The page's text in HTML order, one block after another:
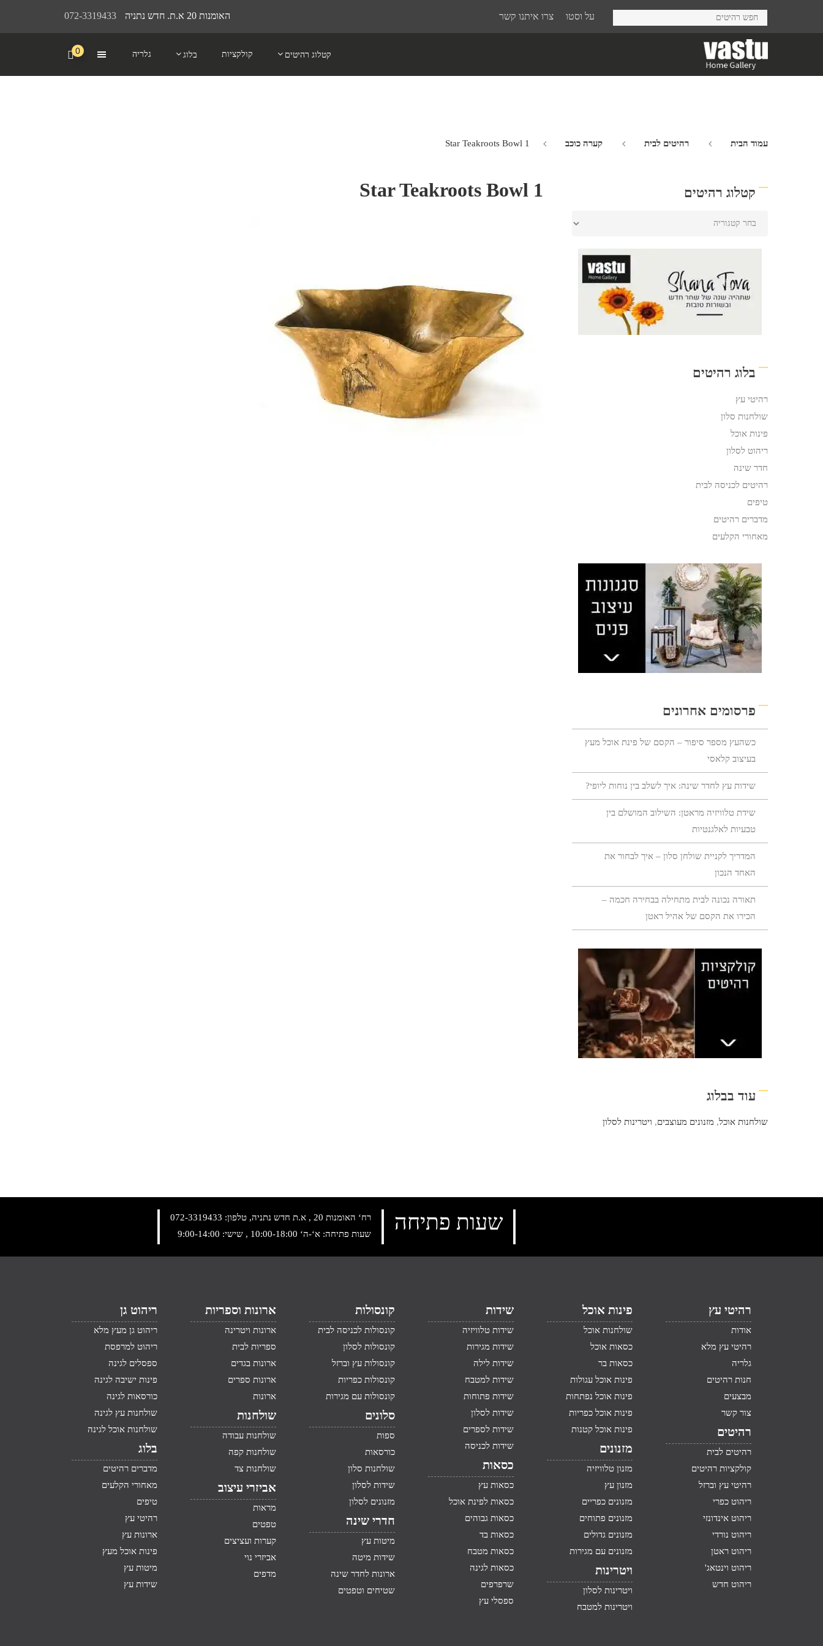
072-3319433 האומנות 20 א.ת. חדש נתניה על וסטו צרו איתנו קשר
קטלוג רהיטים קולקציות בלוג גלריה 0
עמוד הבית רהיטים לבית קערה כוכב Star Teakroots Bowl 1
Star Teakroots Bowl 1 קטלוג רהיטים
בלוג רהיטים
רהיטי עץ
שולחנות סלון
פינות אוכל
ריהוט לסלון
חדר שינה
רהיטים לכניסה לבית
טיפים
מדברים רהיטים
מאחורי הקלעים
פרסומים אחרונים
כשהעץ מספר סיפור – הקסם של פינת אוכל מעץ
בעיצוב קלאסי
שידות עץ לחדר שינה: איך לשלב בין נוחות ליופי?
שידת טלוויזיה מראטן: השילוב המושלם בין
טבעיות לאלגנטיות
המדריך לקניית שולחן סלון – איך לבחור את
האחד הנכון
תאורה נכונה לבית מתחילה בבחירה חכמה –
הכירו את הקסם של אהיל ראטן
עוד בבלוג
שולחנות אוכל, מזנונים מעוצבים, ויטרינות לסלון
רח‘ האומנות 20 , א.ת חדש נתניה, טלפון:
072-3319433
שעות פתיחה: א‘-ה‘ 10:00-18:00 , שישי: 9:00-14:00
שעות פתיחה
רהיטי עץ
אודות
רהיטי עץ מלא
גלריה
חנות רהיטים
מבצעים
צור קשר
רהיטים
רהיטים לבית
קולקציות רהיטים
רהיטי עץ וברזל
ריהוט כפרי
ריהוט אינדונזי
ריהוט נורדי
ריהוט ראטן
ריהוט וינטאג'
ריהוט חדש
פינות אוכל
שולחנות אוכל
כסאות אוכל
כסאות בר
פינות אוכל עגולות
פינות אוכל נפתחות
פינות אוכל כפריות
פינות אוכל קטנות
מזנונים
מזנון טלוויזיה
מזנון עץ
מזנונים כפריים
מזנונים פתוחים
מזנונים גדולים
מזנונים עם מגירות
ויטרינות
ויטרינות לסלון
ויטרינות למטבח
שידות
שידות טלוויזיה
שידות מגירות
שידות לילה
שידות למטבח
שידות פתוחות
שידות לסלון
שידות לספרים
שידות לכניסה
כסאות
כסאות עץ
כסאות לפינת אוכל
כסאות גבוהים
כסאות בד
כסאות מטבח
כסאות לגינה
שרפרפים
ספסלי עץ
קונסולות
קונסולות לכניסה לבית
קונסולות לסלון
קונסולות עץ וברזל
קונסולות כפריות
קונסולות עם מגירות
סלונים
ספות
כורסאות
שולחנות סלון
שידות לסלון
מזנונים לסלון
חדרי שינה
מיטות עץ
שידות מיטה
ארונות לחדר שינה
שטיחים וטפטים
ארונות וספריות
ארונות ויטרינה
ספריות לבית
ארונות בגדים
ארונות ספרים
ארונות
שולחנות
שולחנות עבודה
שולחנות קפה
שולחנות צד
אביזרי עיצוב
מראות
טפטים
קערות ועציצים
אביזרי נוי
מדפים
ריהוט גן
ריהוט גן מעץ מלא
ריהוט למרפסת
ספסלים לגינה
פינות ישיבה לגינה
כורסאות לגינה
שולחנות עץ לגינה
שולחנות אוכל לגינה
בלוג
מדברים רהיטים
מאחורי הקלעים
טיפים
רהיטי עץ
ארונות עץ
פינות אוכל מעץ
מיטות עץ
שידות עץ